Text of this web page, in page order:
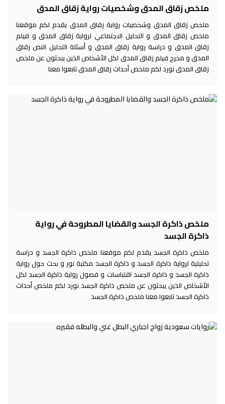
ملخص زقاق المدق وشخصيات رواية زقاق المدق
ملخص زقاق المدق وشخصيات رواية زقاق المدق يقدم لكم موقعنا
ملخص زقاق المدق و التحليل الاجتماعي لرواية زقاق المدق و فيلم
زقاق المدق و دراسة رواية زقاق المدق و أسئلة التحليل النص زقاق
المدق و مخرج فيلم زقاق المدق لكل الأشخاص الذين يبحثون عن ملخص
زقاق المدق نورد لكم ملخص أحداث زقاق المدق تابعوا معنا
ملخص ذاكرة الجسد والقضايا المطروحة في رواية
ذاكرة الجسد
ملخص ذاكرة الجسد يقدم لكم موقعنا ملخص ذاكرة الجسد و دراسة
تحليلية لرواية ذاكرة الجسد و ذاكرة الجسد مكتبة نور و بحث حول رواية
ذاكرة الجسد و ذاكرة الجسد اقتباسات و فصول رواية ذاكرة الجسد لكل
الأشخاص الذين يبحثون عن ملخص ذاكرة الجسد نورد لكم ملخص أحداث
ذاكرة الجسد تابعوا معنا ملخص ذاكرة الجسد